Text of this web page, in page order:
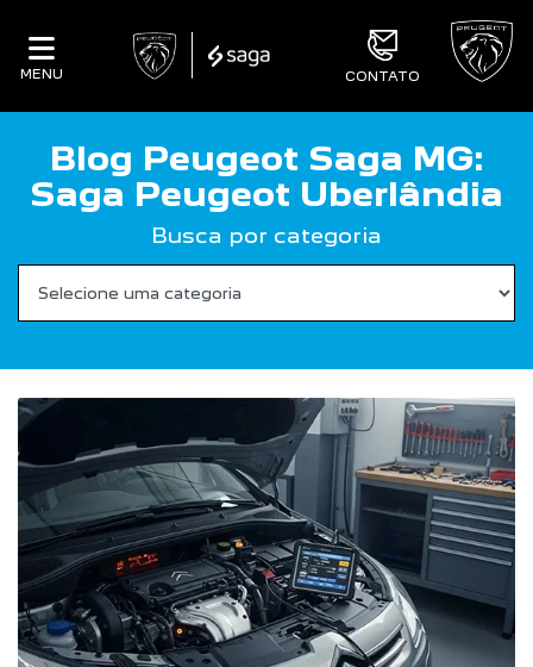
MENU CONTATO
Blog Peugeot Saga MG:
Saga Peugeot Uberlândia
Busca por categoria